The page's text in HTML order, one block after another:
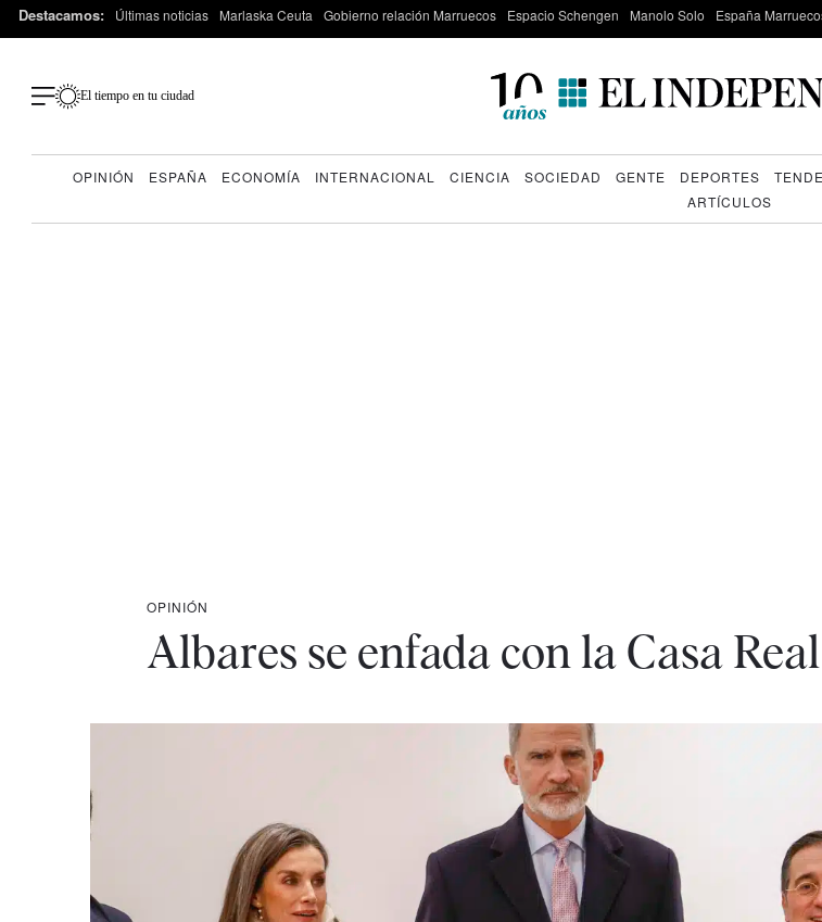
Destacamos: Últimas noticias Marlaska Ceuta Gobierno relación Marruecos Espacio Schengen Manolo Solo España
El tiempo en tu ciudad
OPINIÓN ESPAÑA ECONOMÍA INTERNACIONAL CIENCIA SOCIEDAD GENTE DEPORTES
ARTÍCULOS
OPINIÓN
Albares se enfada con la Casa Real